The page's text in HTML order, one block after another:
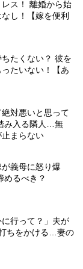
ス！ 離婚から始
し！【嫁を便利
たくない？ 彼を
たいない！【あ
絶対悪いと思って
み入る隣人…無
まらない
義母に怒り爆
めるべき？
に行って？」夫が
ちをかける…妻の